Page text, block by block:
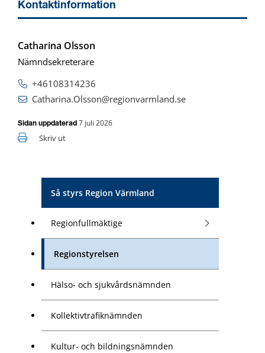
Så styrs Region Värmland
Regionfullmäktige
Regionstyrelsen
Hälso- och sjukvårdsnämnden
Kollektivtrafiknämnden
Kultur- och bildningsnämnden
Kontaktinformation
Catharina Olsson
Nämndsekreterare
+46108314236
Catharina.Olsson@regionvarmland.se
Sidan uppdaterad 7 juli 2026
Skriv ut